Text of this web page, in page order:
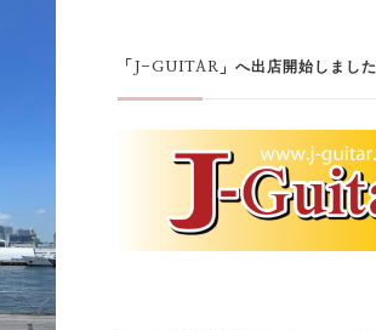
「J-GUITAR」へ出店開始しました